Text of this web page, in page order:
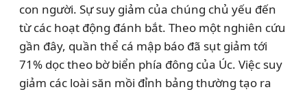
con người. Sự suy giảm của chúng chủ yếu đến
từ các hoạt động đánh bắt. Theo một nghiên cứu
gần đây, quần thể cá mập báo đã sụt giảm tới
71% dọc theo bờ biển phía đông của Úc. Việc suy
giảm các loài săn mồi đỉnh bảng thường tạo ra